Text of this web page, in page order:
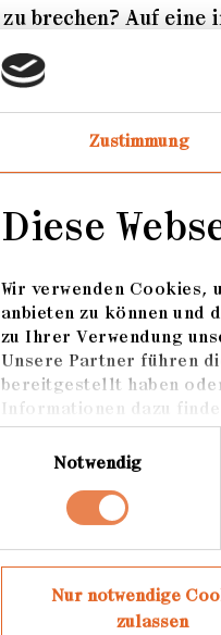
Zustimmung
Diese
Wir verwenden
anbieten zu können und
zu Ihrer Verwendung
Unsere Partner führen
bereitgestellt haben
Informationen dazu
Notwendig
Nur notwendige
zulassen
zu brechen? Auf eine
Marić fotografisch
dem Rassismus
jeweils Portraitierten
Entstehungsprozess
Wahrnehmung sowie
Werdegang
freischaffende
lebt in Hamburg
Auszeichnungen
2019 Felix